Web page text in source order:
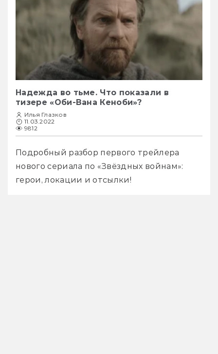
Надежда во тьме. Что показали в
тизере «Оби-Вана Кеноби»?
Илья Глазков
11.03.2022
9812
Подробный разбор первого трейлера
нового сериала по «Звёздных войнам»:
герои, локации и отсылки!